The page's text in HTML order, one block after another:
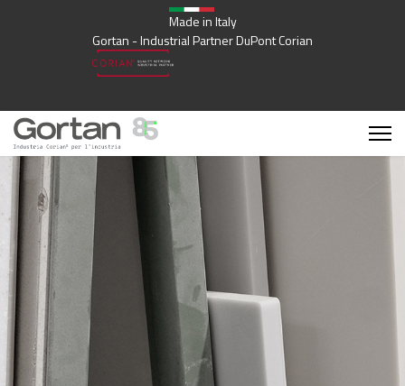
Made in Italy
Gortan - Industrial Partner DuPont Corian